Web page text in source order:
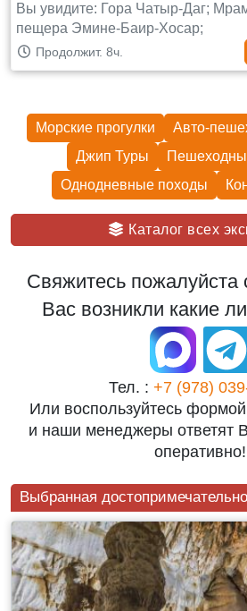
Вы увидите: Гора Чатыр-Даг;
пещера Эмине-Баир-Хосар;
Продолжит. 8ч.
Морские прогулки
Авто-
Джип Туры
Однодневные походы
Каталог всех
Свяжитесь пожалуйста
Вас возникли какие
Тел. : +7 (978)
Или воспользуйтесь формой
и наши менеджеры ответят
оперативно!
Выбранная